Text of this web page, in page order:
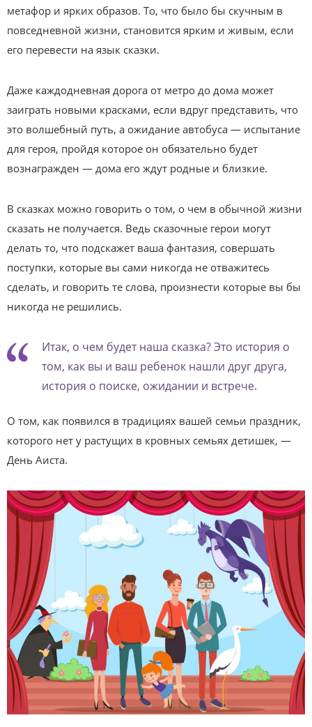
метафор и ярких образов. То, что было бы скучным в
повседневной жизни, становится ярким и живым, если
его перевести на язык сказки.
Даже каждодневная дорога от метро до дома может
заиграть новыми красками, если вдруг представить, что
это волшебный путь, а ожидание автобуса — испытание
для героя, пройдя которое он обязательно будет
вознагражден — дома его ждут родные и близкие.
В сказках можно говорить о том, о чем в обычной жизни
сказать не получается. Ведь сказочные герои могут
делать то, что подскажет ваша фантазия, совершать
поступки, которые вы сами никогда не отважитесь
сделать, и говорить те слова, произнести которые вы бы
никогда не решились.
Итак, о чем будет наша сказка? Это история о
том, как вы и ваш ребенок нашли друг друга,
история о поиске, ожидании и встрече.
О том, как появился в традициях вашей семьи праздник,
которого нет у растущих в кровных семьях детишек, —
День Аиста.